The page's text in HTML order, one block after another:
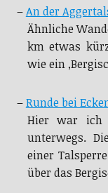
–An der
Ähnliche
km etwas
wie ein
–Runde bei
Hier war ich
unterwegs.
einer
über das